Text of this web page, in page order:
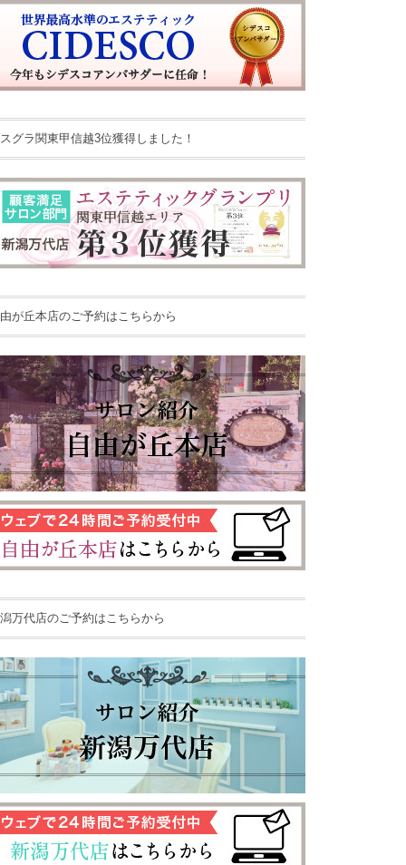
グラ関東甲信越3位獲得しました！
が丘本店のご予約はこちらから
万代店のご予約はこちらから